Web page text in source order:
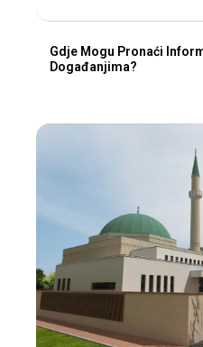
Gdje Mogu Pronaći
Događanjima?